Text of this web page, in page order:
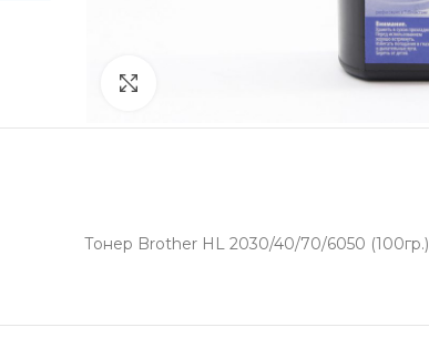
Нажмите, чтобы увеличить
Тонер Brother HL 2030/40/70/6050 (100гр.)